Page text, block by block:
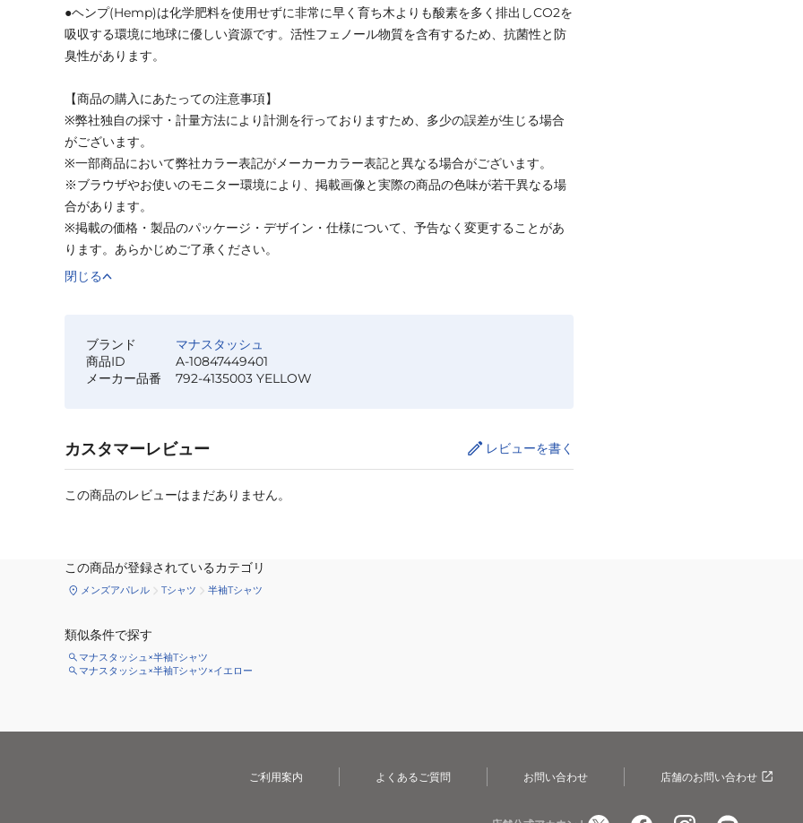
●ヘンプ(Hemp)は化学肥料を使用せずに非常に早く育ち木よりも酸素を多く排出しCO2を
吸収する環境に地球に優しい資源です。活性フェノール物質を含有するため、抗菌性と防
臭性があります。
【商品の購入にあたっての注意事項】
※弊社独自の採寸・計量方法により計測を行っておりますため、多少の誤差が生じる場合
がございます。
※一部商品において弊社カラー表記がメーカーカラー表記と異なる場合がございます。
※ブラウザやお使いのモニター環境により、掲載画像と実際の商品の色味が若干異なる場
合があります。
※掲載の価格・製品のパッケージ・デザイン・仕様について、予告なく変更することがあ
ります。あらかじめご了承ください。
閉じる
ブランド
マナスタッシュ
商品ID
A-10847449401
メーカー品番
792-4135003 YELLOW
カスタマーレビュー レビューを書く
この商品のレビューはまだありません。
この商品が登録されているカテゴリ
メンズアパレル Tシャツ 半袖Tシャツ
類似条件で探す
マナスタッシュ×半袖Tシャツ
マナスタッシュ×半袖Tシャツ×イエロー
ご利用案内 よくあるご質問 お問い合わせ 店舗のお問い合わせ